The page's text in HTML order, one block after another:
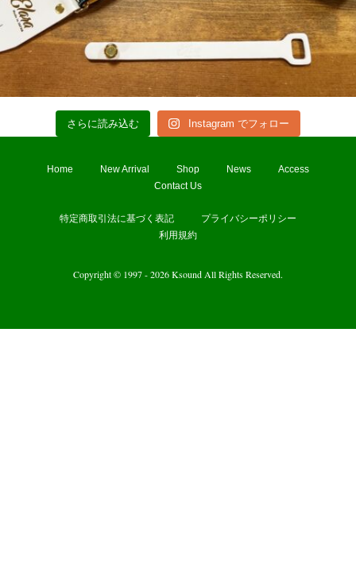
さらに読み込む Instagram でフォロー
Home New Arrival Shop News
Access
Contact Us
特定商取引法に基づく表記
プライバシーポリシー
利用規約
Copyright © 1997 - 2026 Ksound All Rights Reserved.